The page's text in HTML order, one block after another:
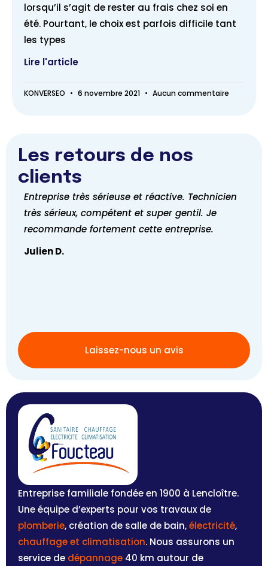
lorsqu’il s’agit de rester au frais chez soi en
été. Pourtant, le choix est parfois difficile tant
les types
Lire l'article
KONVERSEO 6 novembre 2021 Aucun commentaire
Les retours de nos
clients
Entreprise très sérieuse et réactive. Technicien
très sérieux, compétent et super gentil. Je
recommande fortement cette entreprise.
Julien D.
Laissez-nous un avis
Entreprise familiale fondée en 1900 à Lencloître.
Une équipe d’experts pour vos travaux de
plomberie, création de salle de bain,électricité,
chauffage et climatisation. Nous assurons un
service de dépannage 40 km autour de